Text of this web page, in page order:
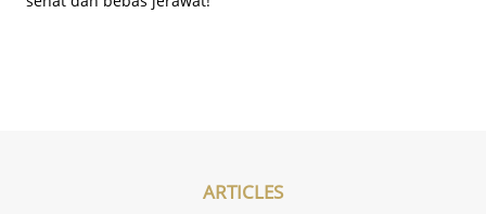
ARTICLES